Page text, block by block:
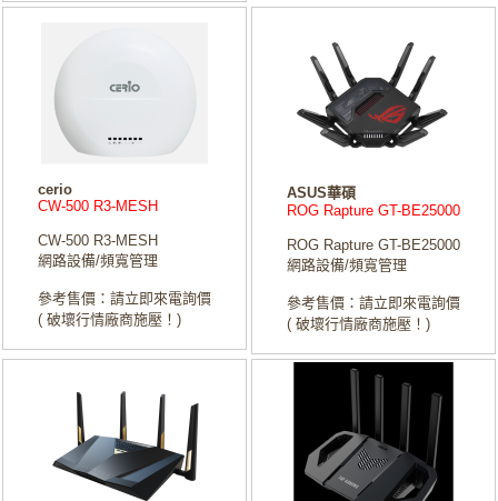
cerio
CW-500 R3-MESH
CW-500 R3-MESH
網路設備/頻寬管理
參考售價：請立即來電詢價
( 破壞行情廠商施壓！)
ASUS華碩
ROG Rapture GT-BE25000
ROG Rapture GT-BE25000
網路設備/頻寬管理
參考售價：請立即來電詢價
( 破壞行情廠商施壓！)